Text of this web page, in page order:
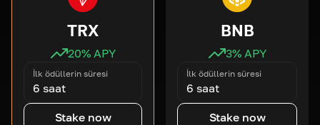
TRX
20% APY
İlk ödüllerin süresi
6 saat
Stake now
BNB
3% APY
İlk ödüllerin süresi
6 saat
Stake now